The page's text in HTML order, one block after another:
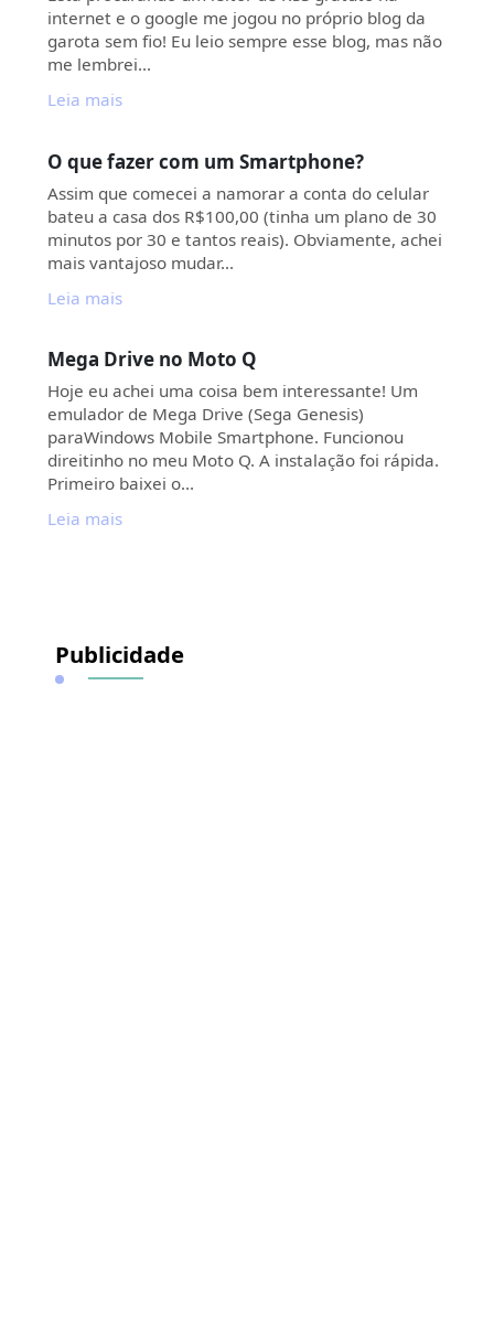
internet e o google me jogou no próprio blog da
garota sem fio! Eu leio sempre esse blog, mas não
me lembrei…
Leia mais
O que fazer com um Smartphone?
Assim que comecei a namorar a conta do celular
bateu a casa dos R$100,00 (tinha um plano de 30
minutos por 30 e tantos reais). Obviamente, achei
mais vantajoso mudar…
Leia mais
Mega Drive no Moto Q
Hoje eu achei uma coisa bem interessante! Um
emulador de Mega Drive (Sega Genesis)
paraWindows Mobile Smartphone. Funcionou
direitinho no meu Moto Q. A instalação foi rápida.
Primeiro baixei o…
Leia mais
Publicidade